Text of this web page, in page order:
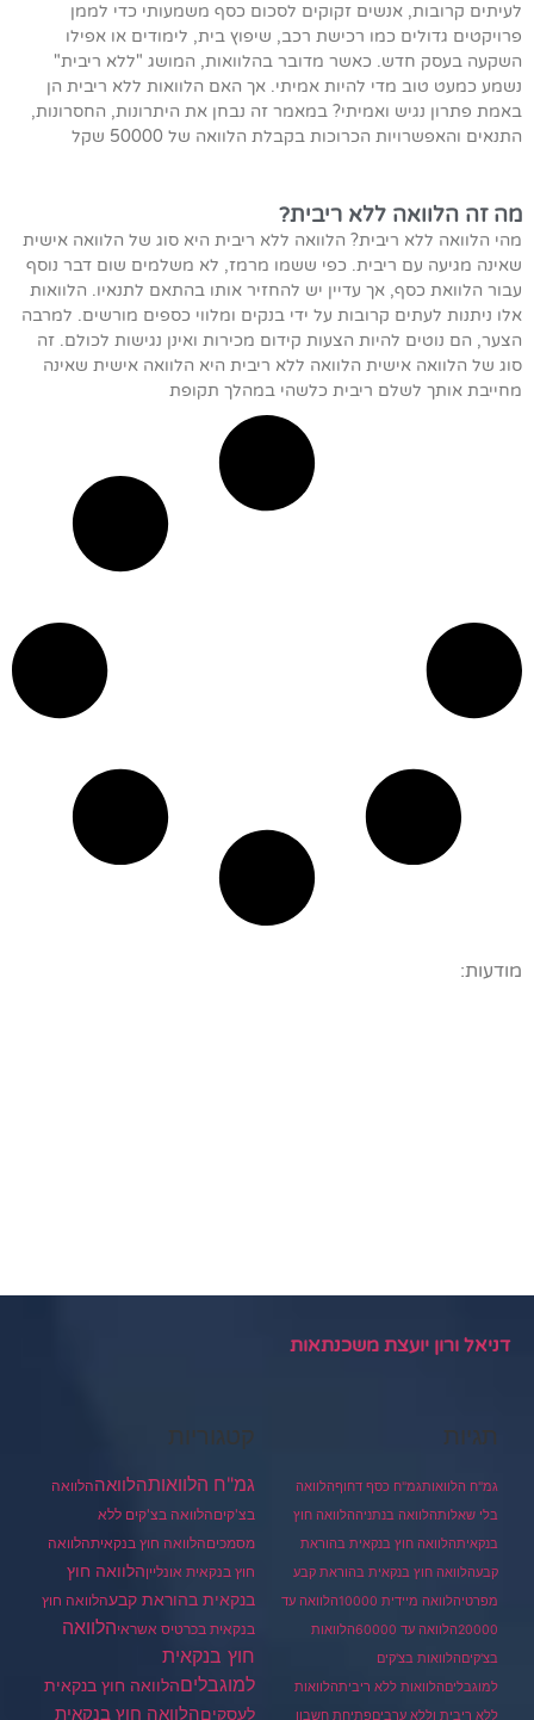
לעיתים קרובות, אנשים זקוקים לסכום כסף משמעותי כדי לממן
פרויקטים גדולים כמו רכישת רכב, שיפוץ בית, לימודים או אפילו
השקעה בעסק חדש. כאשר מדובר בהלוואות, המושג "ללא ריבית"
נשמע כמעט טוב מדי להיות אמיתי. אך האם הלוואות ללא ריבית הן
באמת פתרון נגיש ואמיתי? במאמר זה נבחן את היתרונות, החסרונות,
התנאים והאפשרויות הכרוכות בקבלת הלוואה של 50000 שקל
מה זה הלוואה ללא ריבית?
מהי הלוואה ללא ריבית? הלוואה ללא ריבית היא סוג של הלוואה אישית
שאינה מגיעה עם ריבית. כפי ששמו מרמז, לא משלמים שום דבר נוסף
עבור הלוואת כסף, אך עדיין יש להחזיר אותו בהתאם לתנאיו. הלוואות
אלו ניתנות לעתים קרובות על ידי בנקים ומלווי כספים מורשים. למרבה
הצער, הם נוטים להיות הצעות קידום מכירות ואינן נגישות לכולם. זה
סוג של הלוואה אישית הלוואה ללא ריבית היא הלוואה אישית שאינה
מחייבת אותך לשלם ריבית כלשהי במהלך תקופת
מודעות:
דניאל ורון יועצת משכנתאות
תגיות
גמ"ח הלוואותגמ"ח כסף דחוףהלוואה
בלי שאלותהלוואה בנתניההלוואה חוץ
בנקאיתהלוואה חוץ בנקאית בהוראת
קבעהלוואה חוץ בנקאית בהוראת קבע
מפרטיהלוואה מיידית 10000
הלוואה עד
20000הלוואה עד 60000
הלוואות
בצ'קיםהלוואות בצ'קים
למוגבליםהלוואות ללא ריביתהלוואות
ללא ריבית וללא ערביםפתיחת חשבון
קטגוריות
גמ"ח הלוואותהלוואההלוואה
בצ'קיםהלוואה בצ'קים ללא
מסמכיםהלוואה חוץ בנקאיתהלוואה
חוץ בנקאית אונלייןהלוואה חוץ
בנקאית בהוראת קבעהלוואה חוץ
בנקאית בכרטיס אשראיהלוואה
חוץ בנקאית
למוגבליםהלוואה חוץ בנקאית
לעסקיםהלוואה חוץ בנקאית